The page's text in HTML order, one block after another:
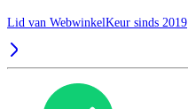
Lid van WebwinkelKeur sinds 2019